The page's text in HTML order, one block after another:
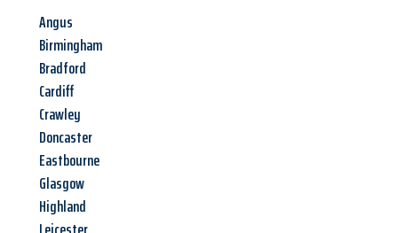
Angus
Birmingham
Bradford
Cardiff
Crawley
Doncaster
Eastbourne
Glasgow
Highland